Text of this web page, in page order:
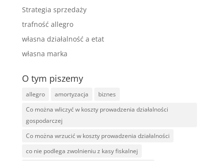
Strategia sprzedaży
trafność allegro
własna działalność a etat
własna marka
O tym piszemy
allegro amortyzacja
biznes
Co można wliczyć w koszty prowadzenia działalności
gospodarczej
Co można wrzucić w koszty prowadzenia działalności
co nie podlega zwolnieniu z kasy fiskalnej